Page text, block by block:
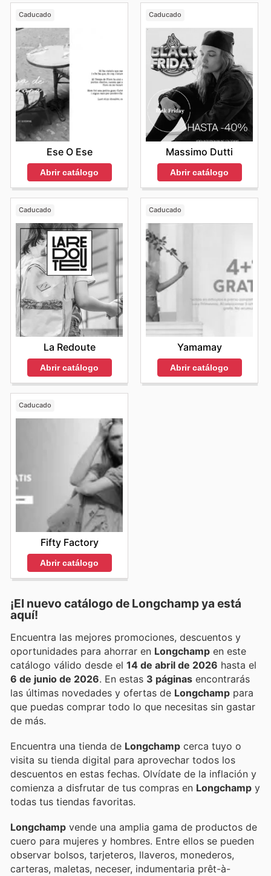
Caducado
Ese O Ese
Abrir catálogo
Caducado
Massimo Dutti
Abrir catálogo
Caducado
La Redoute
Abrir catálogo
Caducado
Yamamay
Abrir catálogo
Caducado
Fifty Factory
Abrir catálogo
¡El nuevo catálogo de Longchampya está
aquí!
Encuentra las mejores promociones, descuentos y
oportunidades para ahorrar en Longchamp en este
catálogo válido desde el 14 de abril de 2026 hasta el
6 de junio de 2026 . En estas 3 páginas encontrarás
las últimas novedades y ofertas de Longchamp para
que puedas comprar todo lo que necesitas sin gastar
de más.
Encuentra una tienda de Longchamp cerca tuyo o
visita su tienda digital para aprovechar todos los
descuentos en estas fechas. Olvídate de la inflación y
comienza a disfrutar de tus compras en Longchamp y
todas tus tiendas favoritas.
Longchamp vende una amplia gama de productos de
cuero para mujeres y hombres. Entre ellos se pueden
observar bolsos, tarjeteros, llaveros, monederos,
carteras, maletas, neceser, indumentaria prêt-à-